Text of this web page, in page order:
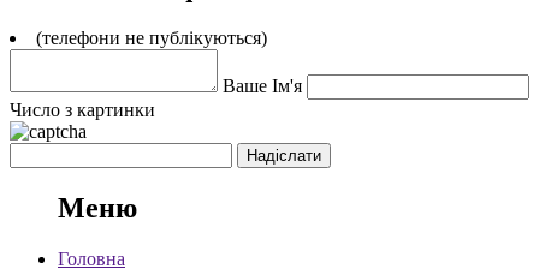
(телефони не публікуються)
Ваше Ім'я
Число з картинки
Меню
Головна